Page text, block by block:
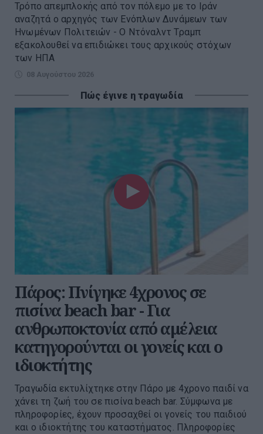
Τρόπο απεμπλοκής από τον πόλεμο με το Ιράν
αναζητά ο αρχηγός των Ενόπλων Δυνάμεων των
Ηνωμένων Πολιτειών - Ο Ντόναλντ Τραμπ
εξακολουθεί να επιδιώκει τους αρχικούς στόχων
των ΗΠΑ
08 Αυγούστου 2026
Πώς έγινε η τραγωδία
Πάρος: Πνίγηκε 4χρονος σε
πισίνα beach bar - Για
ανθρωποκτονία από αμέλεια
κατηγορούνται οι γονείς και ο
ιδιοκτήτης
Τραγωδία εκτυλίχτηκε στην Πάρο με 4χρονο παιδί να
χάνει τη ζωή του σε πισίνα beach bar. Σύμφωνα με
πληροφορίες, έχουν προσαχθεί οι γονείς του παιδιού
και ο ιδιοκτήτης του καταστήματος. Πληροφορίες